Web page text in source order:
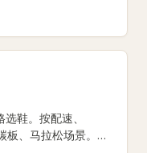
鞋。按配速、
、马拉松场景。